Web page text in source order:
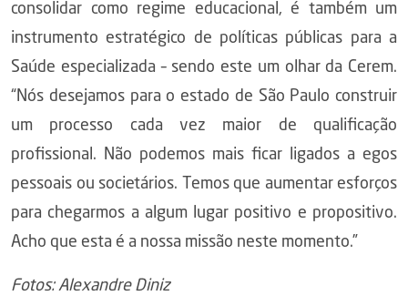
consolidar como regime educacional, é também um
instrumento estratégico de políticas públicas para a
Saúde especializada – sendo este um olhar da Cerem.
“Nós desejamos para o estado de São Paulo construir
um processo cada vez maior de qualificação
profissional. Não podemos mais ficar ligados a egos
pessoais ou societários. Temos que aumentar esforços
para chegarmos a algum lugar positivo e propositivo.
Acho que esta é a nossa missão neste momento.”
Fotos: Alexandre Diniz